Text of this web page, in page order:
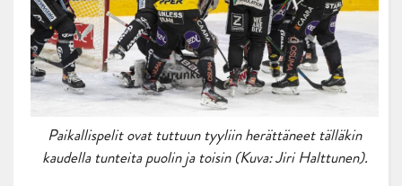
Paikallispelit ovat tuttuun tyyliin herättäneet tälläkin
kaudella tunteita puolin ja toisin (Kuva: Jiri Halttunen).